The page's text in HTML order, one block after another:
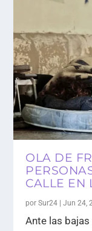
UNA
ADIOS AL
A 11
NI UNA
NUEVA
JUNIO
ALERTA
ESTAFAS
OLA DE
CALLE EN
porSur24 |Jun 24,
Ante las